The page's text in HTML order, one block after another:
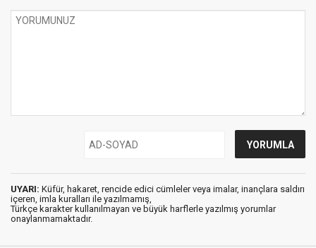
UYARI: Küfür, hakaret, rencide edici cümleler veya imalar, inançlara saldırı
içeren, imla kuralları ile yazılmamış,
Türkçe karakter kullanılmayan ve büyük harflerle yazılmış yorumlar
onaylanmamaktadır.